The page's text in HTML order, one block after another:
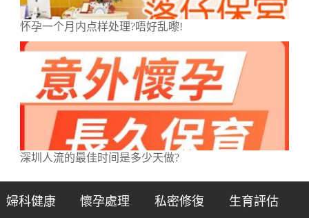
怀孕一个月内点样处理?唔好乱嚟!
深圳人流的最佳时间是多少天做?
婦科健康 懷孕處理 私密修復 生育評估